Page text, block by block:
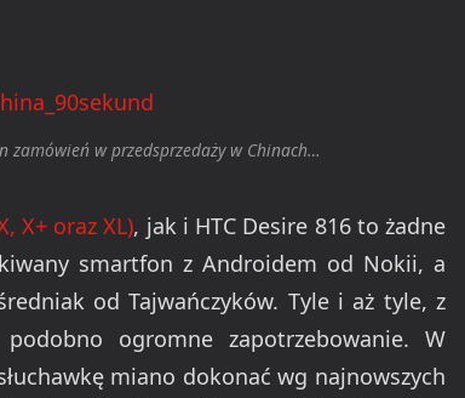
w przedsprzedaży w Chinach…
X+ oraz XL), jak i HTC Desire 816 to żadne
smartfon z Androidem od Nokii, a
od Tajwańczyków. Tyle i aż tyle, z
ogromne zapotrzebowanie. W
miano dokonać wg najnowszych